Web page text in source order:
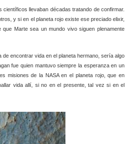
llevaban décadas tratando de confirmar.
y si en el planeta rojo existe ese preciado elixir,
Marte sea un mundo vivo siguen plenamente
encontrar vida en el planeta hermano, sería algo
fue quien mantuvo siempre la esperanza en un
misiones de la NASA en el planeta rojo, que en
vida allí, si no en el presente, tal vez si en el